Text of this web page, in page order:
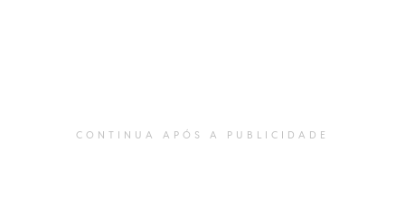
CONTINUA APÓS A PUBLICIDADE